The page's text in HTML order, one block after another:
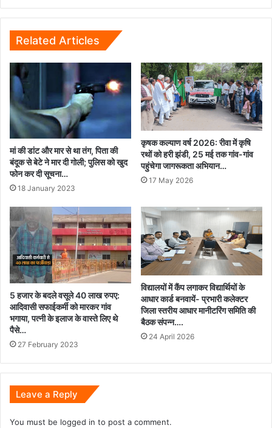
की
कई
अब
भी
जमीन
के
नीचे
फंसे...
Related Articles
मां की डांट और मार से था तंग, पिता की
बंदूक से बेटे ने मार दी गोली; पुलिस को खुद
फोन कर दी सूचना…
18 January 2023
कृषक कल्याण वर्ष 2026: रीवा में कृषि
रथों को हरी झंडी, 25 मई तक गांव-गांव
पहुंचेगा जागरूकता अभियान…
17 May 2026
5 हजार के बदले वसूले 40 लाख रुपए:
आदिवासी सफाईकर्मी को मारकर गांव
भगाया, पत्नी के इलाज के वास्ते लिए थे
पैसे…
27 February 2023
विद्यालयों में कैंप लगाकर विद्यार्थियों के
आधार कार्ड बनवायें- प्रभारी कलेक्टर
जिला स्तरीय आधार मानीटरिंग समिति की
बैठक संपन्न….
24 April 2026
Leave a Reply
You must be logged in to post a comment.